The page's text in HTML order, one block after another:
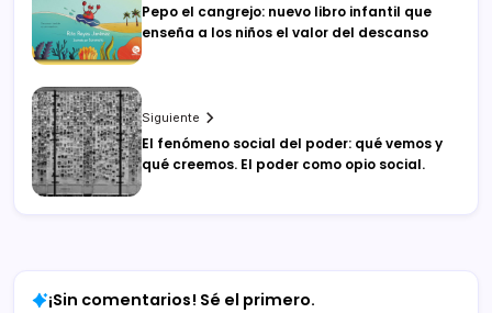
Pepo el cangrejo: nuevo libro infantil que
enseña a los niños el valor del descanso
Siguiente
El fenómeno social del poder: qué vemos y
qué creemos. El poder como opio social.
¡Sin comentarios! Sé el primero.